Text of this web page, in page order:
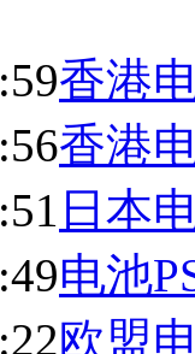
香港
香港
日本
电池
欧盟